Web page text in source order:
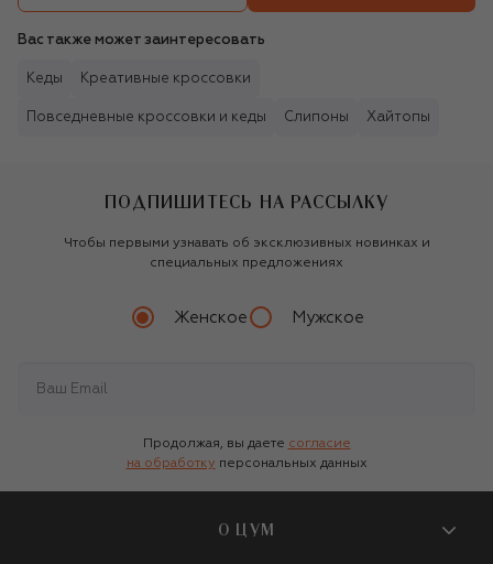
Вас также может заинтересовать
Кеды Креативные кроссовки
Повседневные кроссовки и кеды Слипоны Хайтопы
ПОДПИШИТЕСЬ НА РАССЫЛКУ
Чтобы первыми узнавать об эксклюзивных новинках и
специальных предложениях
Женское Мужское
Продолжая, вы даете согласие
на обработку персональных данных
О ЦУМ